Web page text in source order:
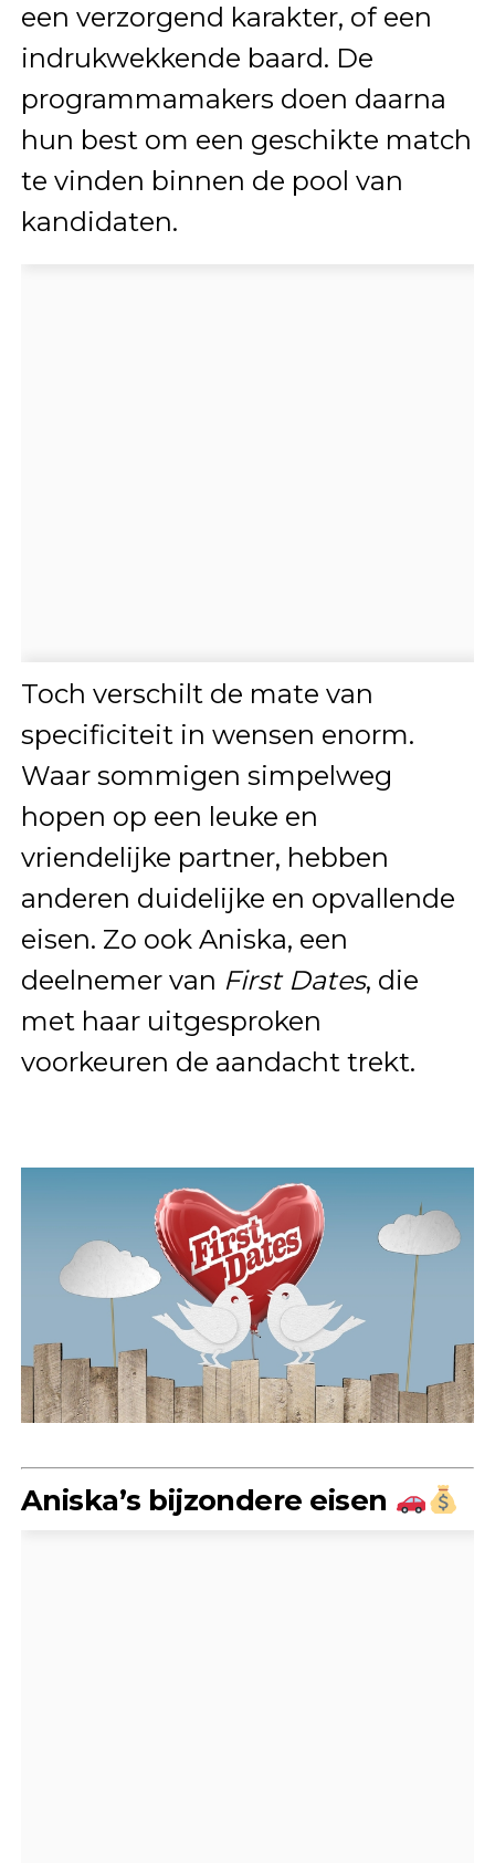
een verzorgend karakter, of een
indrukwekkende baard. De
programmamakers doen daarna
hun best om een geschikte match
te vinden binnen de pool van
kandidaten.
Toch verschilt de mate van
specificiteit in wensen enorm.
Waar sommigen simpelweg
hopen op een leuke en
vriendelijke partner, hebben
anderen duidelijke en opvallende
eisen. Zo ook Aniska, een
deelnemer van First Dates, die
met haar uitgesproken
voorkeuren de aandacht trekt.
Aniska’s bijzondere eisen